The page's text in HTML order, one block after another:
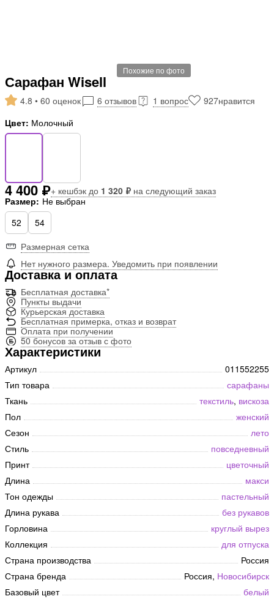
Похожие по фото
Сарафан Wisell
4.8 • 60 оценок 6 отзывов 1 вопрос 927нравится
Цвет: Молочный
4 400 ₽+ кешбэк до 1 320 ₽ на следующий заказ
Размер: Не выбран
52
54
Размерная сетка
Нет нужного размера. Уведомить при появлении
Доставка и оплата
Бесплатная доставка*
Пункты выдачи
Курьерская доставка
Бесплатная примерка, отказ и возврат
Оплата при получении
50 бонусов за отзыв с фото
Характеристики
Артикул
011552255
Тип товара
сарафаны
Ткань
текстиль, вискоза
Пол
женский
Сезон
лето
Стиль
повседневный
Принт
цветочный
Длина
макси
Тон одежды
пастельный
Длина рукава
без рукавов
Горловина
круглый вырез
Коллекция
для отпуска
Страна производства
Россия
Страна бренда
Россия, Новосибирск
Базовый цвет
белый